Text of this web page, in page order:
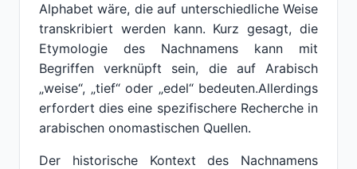
Alphabet wäre, die auf unterschiedliche Weise
transkribiert werden kann. Kurz gesagt, die
Etymologie des Nachnamens kann mit
Begriffen verknüpft sein, die auf Arabisch
„weise“, „tief“ oder „edel“ bedeuten.Allerdings
erfordert dies eine spezifischere Recherche in
arabischen onomastischen Quellen.
Der historische Kontext des Nachnamens